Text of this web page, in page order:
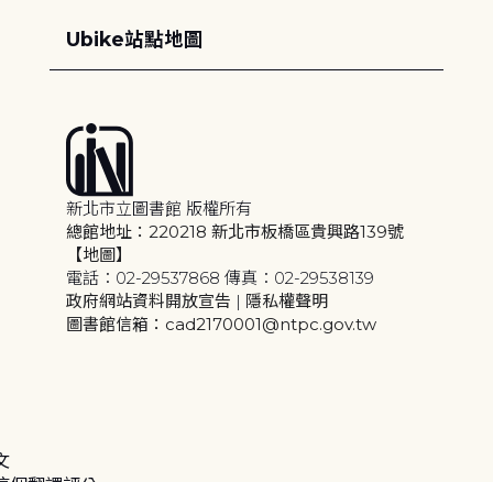
Ubike站點地圖
新北市立圖書館 版權所有
總館地址：220218 新北市板橋區貴興路139號
【地圖】
電話：02-29537868 傳真：02-29538139
政府網站資料開放宣告 | 隱私權聲明
圖書館信箱：cad2170001@ntpc.gov.tw